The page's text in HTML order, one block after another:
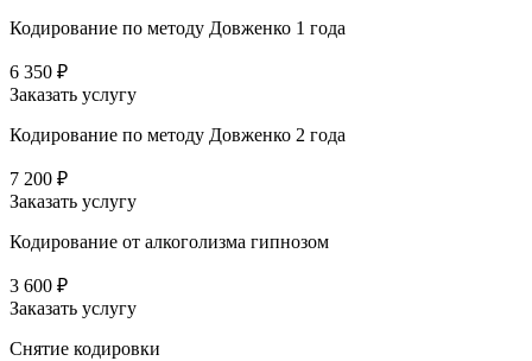
Кодирование по методу Довженко 1 года
6 350 ₽
Заказать услугу
Кодирование по методу Довженко 2 года
7 200 ₽
Заказать услугу
Кодирование от алкоголизма гипнозом
3 600 ₽
Заказать услугу
Снятие кодировки